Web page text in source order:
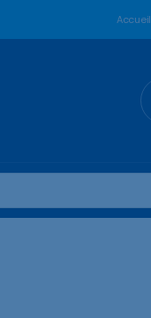
Accueil